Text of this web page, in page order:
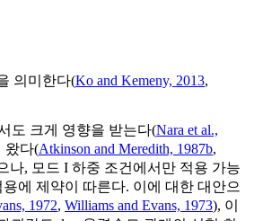
의미한다(Ko and Kemeny, 2013,
도 크게 영향을 받는다(Nara et al.,
왔다(Atkinson and Meredith, 1987b,
나, 모드 I 하중 조건에서만 적용 가능
에 제약이 따른다. 이에 대한 대안으
1972, Williams and Evans, 1973), 이